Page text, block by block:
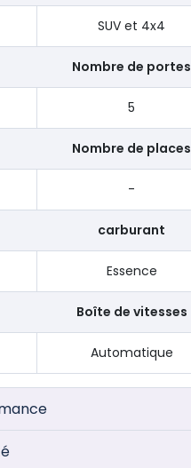
SUV et 4x4
Nombre de portes
5
Nombre de places
-
carburant
Essence
Boîte de vitesses
Automatique